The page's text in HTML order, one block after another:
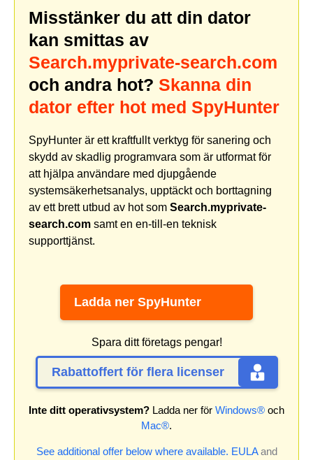
Misstänker du att din dator
kan smittas av
Search.myprivate-search.com
och andra hot? Skanna din
dator efter hot med SpyHunter
SpyHunter är ett kraftfullt verktyg för sanering och
skydd av skadlig programvara som är utformat för
att hjälpa användare med djupgående
systemsäkerhetsanalys, upptäckt och borttagning
av ett brett utbud av hot som Search.myprivate-
search.com samt en en-till-en teknisk
supporttjänst.
Ladda ner SpyHunter
Spara ditt företags pengar!
Rabattoffert för flera licenser
Inte ditt operativsystem? Ladda ner för Windows® och
Mac®.
See additional offer below where available. EULAand